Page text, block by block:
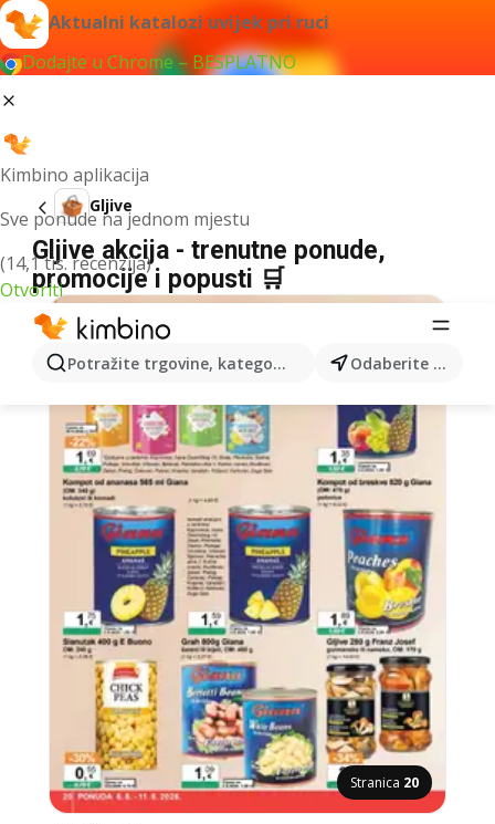
Aktualni katalozi uvijek pri ruci
Dodajte u Chrome – BESPLATNO
Kimbino aplikacija
Sve ponude na jednom mjestu
(14,1 tis. recenzija)
Otvoriti
Potražite trgovine, kategorije, proizvode... Odaberite grad
Gljive
Gljive akcija - trenutne ponude,
promocije i popusti 🛒
Stranica 20